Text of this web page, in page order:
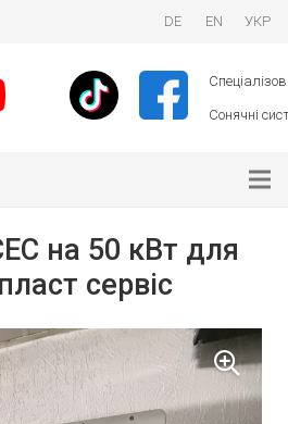
DE EN УКР
Сонячні
на 50 кВт для
сервіс